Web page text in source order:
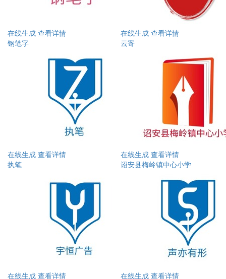
在线生成 查看详情
钢笔字
在线生成 查看详情
云寄
在线生成 查看详情
执笔
在线生成 查看详情
诏安县梅岭镇中心小学
在线生成 查看详情
在线生成 查看详情